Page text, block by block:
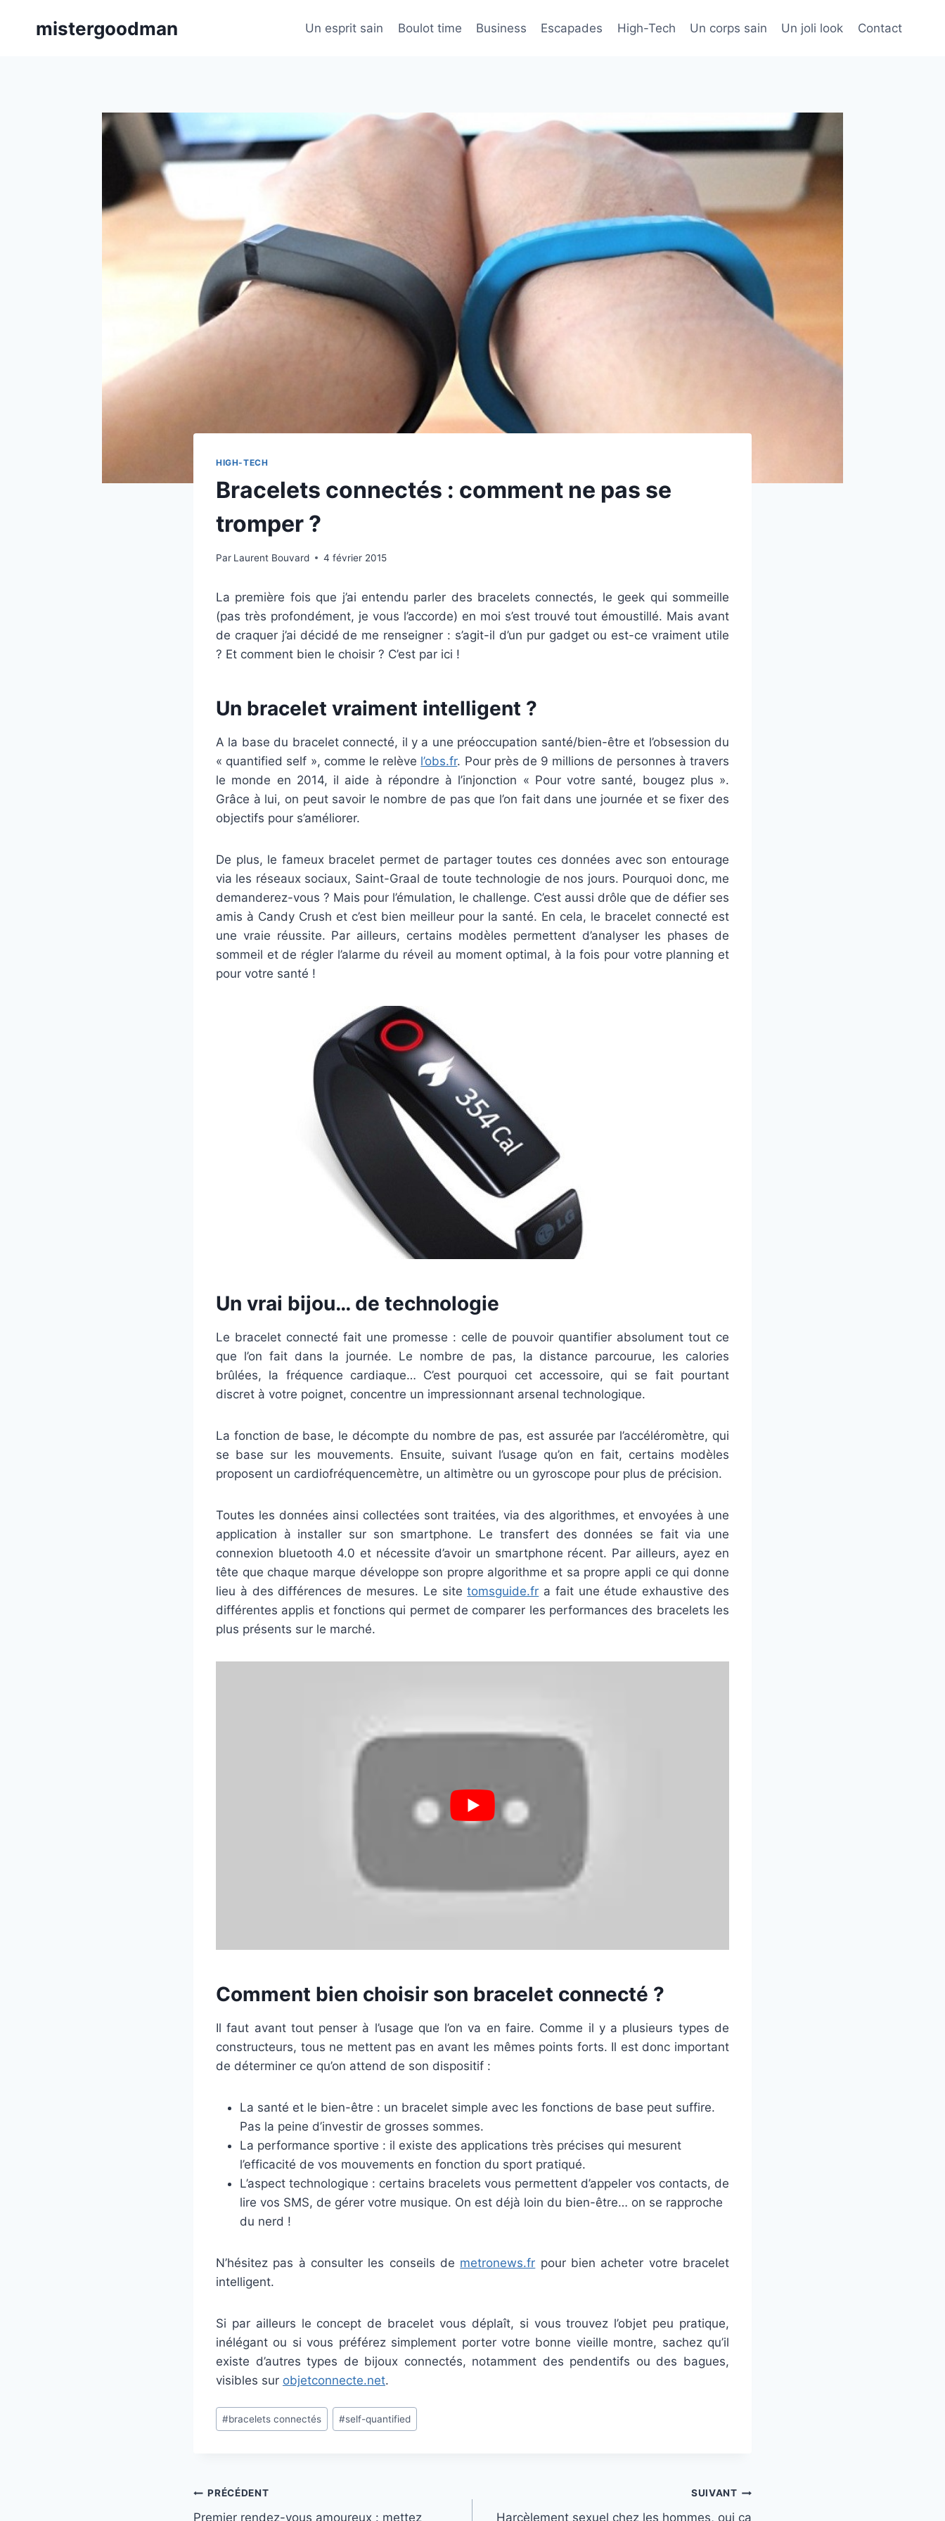
mistergoodman Un esprit sain Boulot time Business Escapades High-Tech Un corps sain Un joli look Contact
HIGH-TECH
Bracelets connectés : comment ne pas se
tromper ?
Par Laurent Bouvard 4 février 2015
La première fois que j’ai entendu parler des bracelets connectés, le geek qui sommeille
(pas très profondément, je vous l’accorde) en moi s’est trouvé tout émoustillé. Mais avant
de craquer j’ai décidé de me renseigner : s’agit-il d’un pur gadget ou est-ce vraiment utile
? Et comment bien le choisir ? C’est par ici !
Un bracelet vraiment intelligent ?
A la base du bracelet connecté, il y a une préoccupation santé/bien-être et l’obsession du
« quantified self », comme le relève l’obs.fr. Pour près de 9 millions de personnes à travers
le monde en 2014, il aide à répondre à l’injonction « Pour votre santé, bougez plus ».
Grâce à lui, on peut savoir le nombre de pas que l’on fait dans une journée et se fixer des
objectifs pour s’améliorer.
De plus, le fameux bracelet permet de partager toutes ces données avec son entourage
via les réseaux sociaux, Saint-Graal de toute technologie de nos jours. Pourquoi donc, me
demanderez-vous ? Mais pour l’émulation, le challenge. C’est aussi drôle que de défier ses
amis à Candy Crush et c’est bien meilleur pour la santé. En cela, le bracelet connecté est
une vraie réussite. Par ailleurs, certains modèles permettent d’analyser les phases de
sommeil et de régler l’alarme du réveil au moment optimal, à la fois pour votre planning et
pour votre santé !
Un vrai bijou… de technologie
Le bracelet connecté fait une promesse : celle de pouvoir quantifier absolument tout ce
que l’on fait dans la journée. Le nombre de pas, la distance parcourue, les calories
brûlées, la fréquence cardiaque… C’est pourquoi cet accessoire, qui se fait pourtant
discret à votre poignet, concentre un impressionnant arsenal technologique.
La fonction de base, le décompte du nombre de pas, est assurée par l’accéléromètre, qui
se base sur les mouvements. Ensuite, suivant l’usage qu’on en fait, certains modèles
proposent un cardiofréquencemètre, un altimètre ou un gyroscope pour plus de précision.
Toutes les données ainsi collectées sont traitées, via des algorithmes, et envoyées à une
application à installer sur son smartphone. Le transfert des données se fait via une
connexion bluetooth 4.0 et nécessite d’avoir un smartphone récent. Par ailleurs, ayez en
tête que chaque marque développe son propre algorithme et sa propre appli ce qui donne
lieu à des différences de mesures. Le sitetomsguide.fr a fait une étude exhaustive des
différentes applis et fonctions qui permet de comparer les performances des bracelets les
plus présents sur le marché.
Comment bien choisir son bracelet connecté ?
Il faut avant tout penser à l’usage que l’on va en faire. Comme il y a plusieurs types de
constructeurs, tous ne mettent pas en avant les mêmes points forts. Il est donc important
de déterminer ce qu’on attend de son dispositif :
La santé et le bien-être : un bracelet simple avec les fonctions de base peut suffire.
Pas la peine d’investir de grosses sommes.
La performance sportive : il existe des applications très précises qui mesurent
l’efficacité de vos mouvements en fonction du sport pratiqué.
L’aspect technologique : certains bracelets vous permettent d’appeler vos contacts, de
lire vos SMS, de gérer votre musique. On est déjà loin du bien-être… on se rapproche
du nerd !
N’hésitez pas à consulter les conseils de metronews.fr pour bien acheter votre bracelet
intelligent.
Si par ailleurs le concept de bracelet vous déplaît, si vous trouvez l’objet peu pratique,
inélégant ou si vous préférez simplement porter votre bonne vieille montre, sachez qu’il
existe d’autres types de bijoux connectés, notamment des pendentifs ou des bagues,
visibles sur objetconnecte.net.
Étiquettes
de
#bracelets connectés #self-quantified
Navigation
PRÉCÉDENT
Premier rendez-vous amoureux : mettez
SUIVANT
Harcèlement sexuel chez les hommes, oui ça